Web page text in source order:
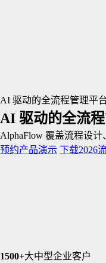
AI 驱动的全流程管理平
AI 驱动的全流
AlphaFlow 覆盖流程设
预约产品演示 下载2026
1500+大中型企业客户